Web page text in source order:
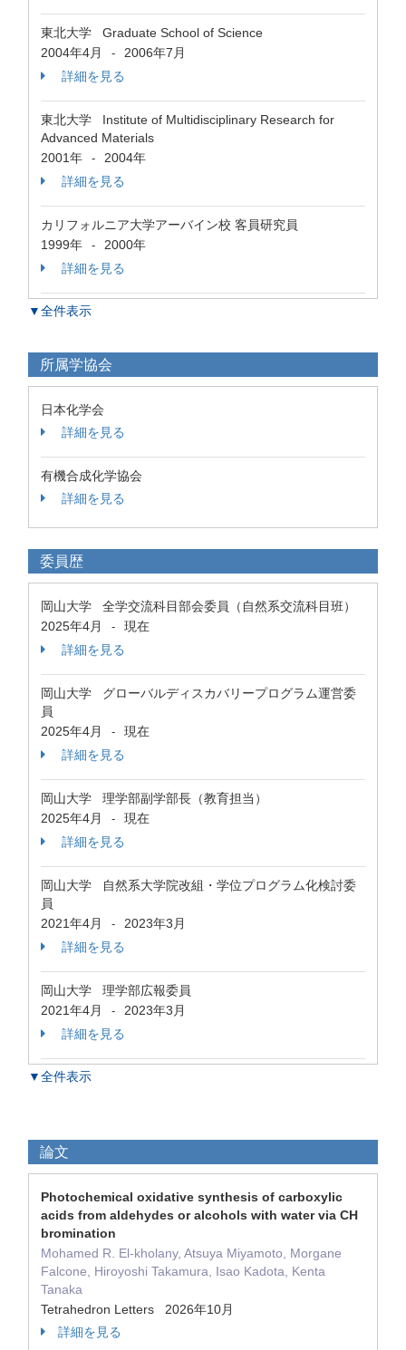
東北大学 Graduate School of Science
2004年4月
-
2006年7月
詳細を見る
東北大学 Institute of Multidisciplinary Research for
Advanced Materials
2001年
-
2004年
詳細を見る
カリフォルニア大学アーバイン校 客員研究員
1999年
-
2000年
詳細を見る
▼全件表示
所属学協会
日本化学会
詳細を見る
有機合成化学協会
詳細を見る
委員歴
岡山大学 全学交流科目部会委員（自然系交流科目班）
2025年4月
-
現在
詳細を見る
岡山大学 グローバルディスカバリープログラム運営委
員
2025年4月
-
現在
詳細を見る
岡山大学 理学部副学部長（教育担当）
2025年4月
-
現在
詳細を見る
岡山大学 自然系大学院改組・学位プログラム化検討委
員
2021年4月
-
2023年3月
詳細を見る
岡山大学 理学部広報委員
2021年4月
-
2023年3月
詳細を見る
▼全件表示
論文
Photochemical oxidative synthesis of carboxylic
acids from aldehydes or alcohols with water via CH
bromination
Mohamed R. El-kholany, Atsuya Miyamoto, Morgane
Falcone, Hiroyoshi Takamura, Isao Kadota, Kenta
Tanaka
Tetrahedron Letters 2026年10月
詳細を見る